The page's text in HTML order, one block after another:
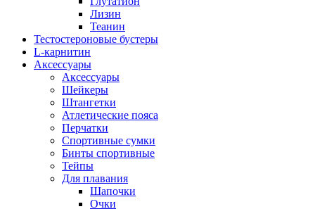
Лизин
Теанин
Тестостероновые бустеры
L-карнитин
Аксессуары
Аксессуары
Шейкеры
Штангетки
Атлетические пояса
Перчатки
Спортивные сумки
Бинты спортивные
Тейпы
Для плавания
Шапочки
Очки